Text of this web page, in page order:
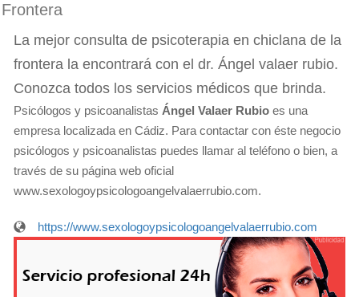
Frontera
La mejor consulta de psicoterapia en chiclana de la
frontera la encontrará con el dr. Ángel valaer rubio.
Conozca todos los servicios médicos que brinda.
Psicólogos y psicoanalistas Ángel Valaer Rubio es una
empresa localizada en Cádiz. Para contactar con éste negocio
psicólogos y psicoanalistas puedes llamar al teléfono o bien, a
través de su página web oficial
www.sexologoypsicologoangelvalaerrubio.com.
https://www.sexologoypsicologoangelvalaerrubio.com